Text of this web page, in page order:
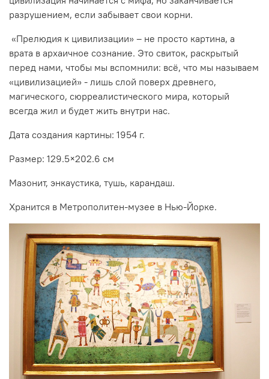
разрушением, если забывает свои корни.
«Прелюдия к цивилизации» – не просто картина, а
врата в архаичное сознание. Это свиток, раскрытый
перед нами, чтобы мы вспомнили: всё, что мы называем
«цивилизацией» - лишь слой поверх древнего,
магического, сюрреалистического мира, который
всегда жил и будет жить внутри нас.
Дата создания картины: 1954 г.
Размер: 129.5×202.6 см
Мазонит, энкаустика, тушь, карандаш.
Хранится в Метрополитен-музее в Нью-Йорке.